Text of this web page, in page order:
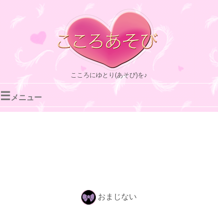
こころにゆとり(あそび)を♪
☰ メニュー
おまじない